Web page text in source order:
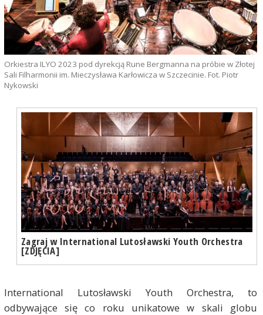
Orkiestra ILYO 2023 pod dyrekcją Rune Bergmanna na próbie w Złotej
Sali Filharmonii im. Mieczysława Karłowicza w Szczecinie. Fot. Piotr
Nykowski
Zagraj w International Lutosławski Youth Orchestra
[ZDJĘCIA]
International Lutosławski Youth Orchestra, to
odbywające się co roku unikatowe w skali globu